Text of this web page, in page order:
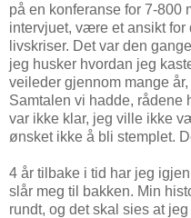
på en konferanse for 7-800
intervjuet, være et ansikt for
livskriser. Det var den
jeg husker hvordan jeg
veileder gjennom mange
Samtalen vi hadde, rådene
var ikke klar, jeg ville ikke
ønsket ikke å bli stemplet.
4 år tilbake i tid har jeg
slår meg til bakken. Min
rundt, og det skal sies at